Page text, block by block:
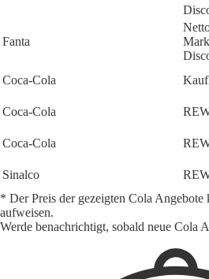
Fanta
Coca-Cola
Coca-Cola
Coca-Cola
Sinalco
* Der Preis der gezeigten Cola Angebote
aufweisen.
Werde benachrichtigt, sobald neue Cola